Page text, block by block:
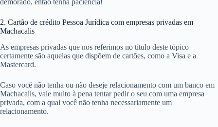
demorado, então tenha paciência!
2. Cartão de crédito Pessoa Jurídica com empresas privadas em
Machacalis
As empresas privadas que nos referimos no título deste tópico
certamente são aquelas que dispõem de cartões, como a Visa e a
Mastercard.
Caso você não tenha ou não deseje relacionamento com um banco em
Machacalis, vale muito à pena tentar pedir o seu com uma empresa
privada, com a qual você não tenha necessariamente um
relacionamento.